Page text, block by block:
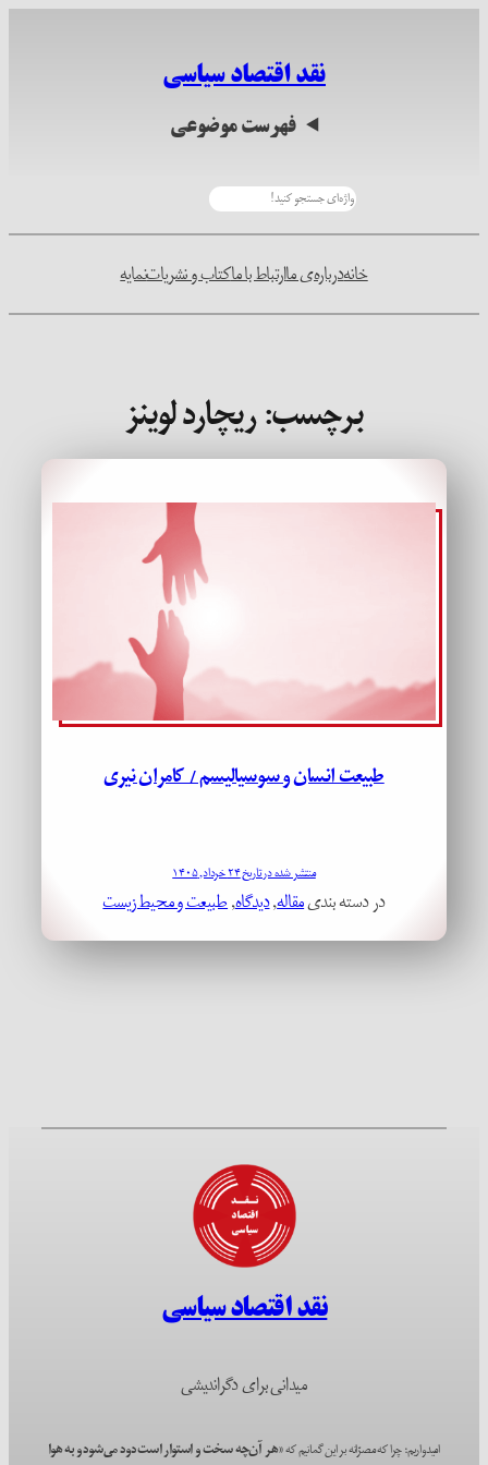
نقد اقتصاد سیاسی
فهرست موضوعی
خانهدرباره‌ی ماارتباط با ماکتاب و نشریاتنمایه
برچسب:ریچارد لوینز
طبیعت انسان و سوسیالیسم / کامران نیری
منتشر شده در تاریخ ۲۴ خرداد, ۱۴۰۵
در دسته بندیمقاله, دیدگاه, طبیعت و محیط زیست
نقد اقتصاد سیاسی
میدانی برای دگراندیشی
امیدواریم؛ چرا که مصرّانه بر این گمانیم که«هر آن‌چه سخت و استوار است دود می‌شود و به هوا